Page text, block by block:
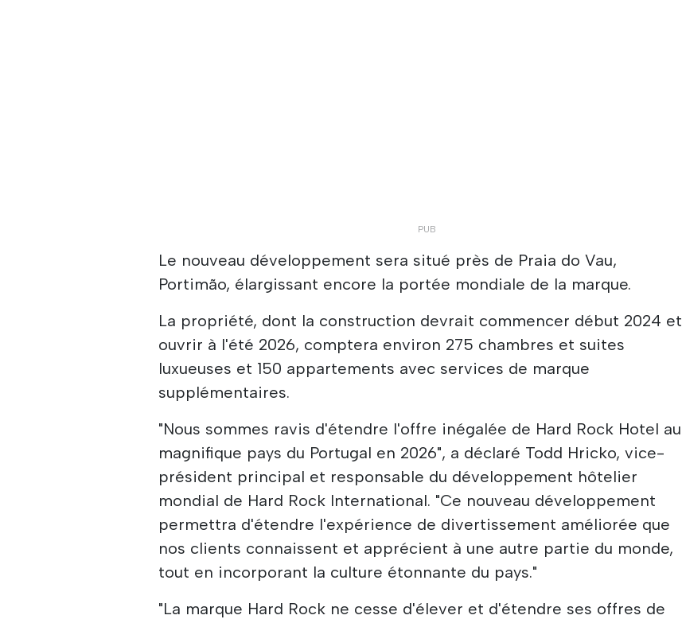
Le nouveau développement sera situé près de Praia do Vau,
Portimão, élargissant encore la portée mondiale de la marque.
La propriété, dont la construction devrait commencer début 2024 et
ouvrir à l'été 2026, comptera environ 275 chambres et suites
luxueuses et 150 appartements avec services de marque
supplémentaires.
"Nous sommes ravis d'étendre l'offre inégalée de Hard Rock Hotel au
magnifique pays du Portugal en 2026", a déclaré Todd Hricko, vice-
président principal et responsable du développement hôtelier
mondial de Hard Rock International. "Ce nouveau développement
permettra d'étendre l'expérience de divertissement améliorée que
nos clients connaissent et apprécient à une autre partie du monde,
tout en incorporant la culture étonnante du pays."
"La marque Hard Rock ne cesse d'élever et d'étendre ses offres de